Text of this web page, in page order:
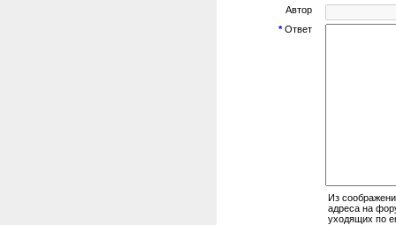
Автор
*Ответ
Из
адреса на
уходящих по